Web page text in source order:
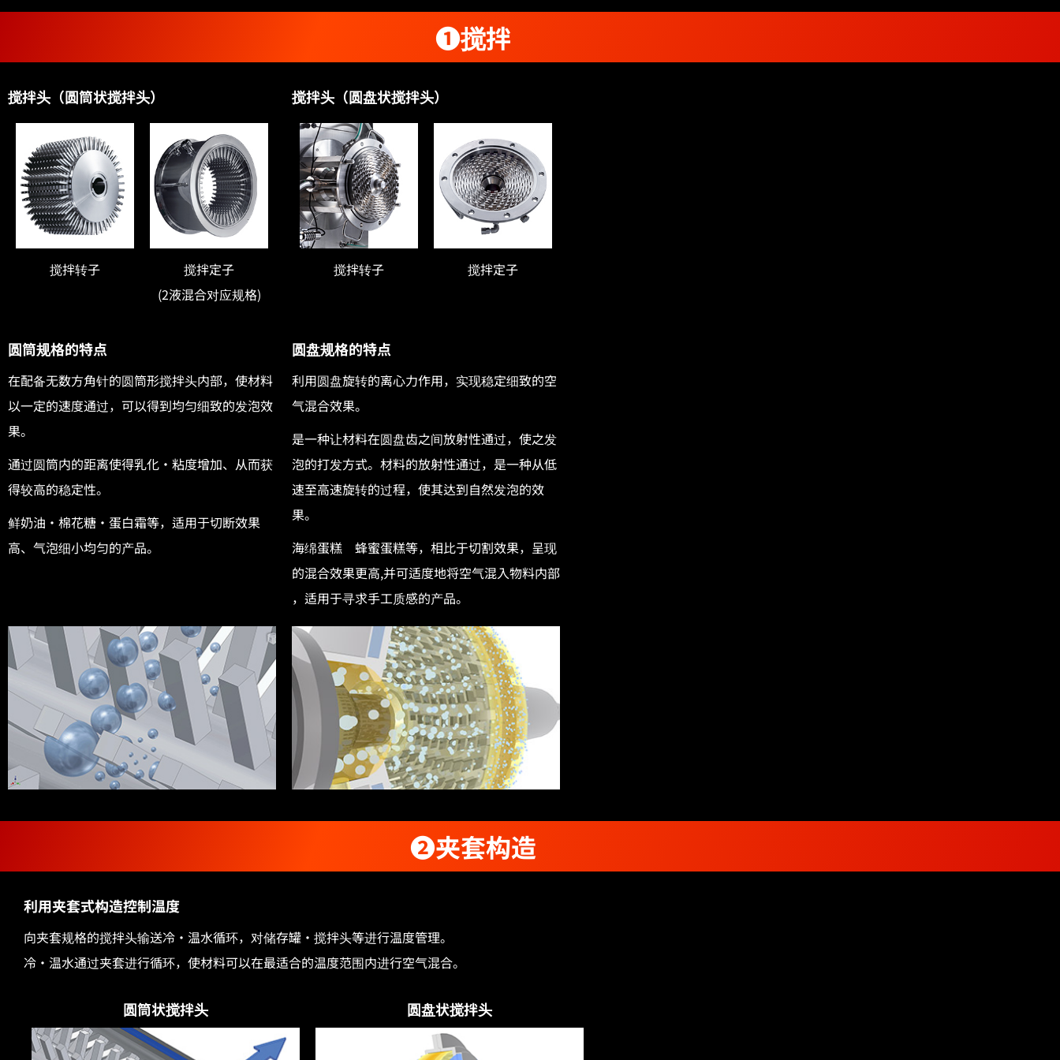
❶搅拌
搅拌头（圆筒状搅拌头）
搅拌转子
搅拌定子
(2液混合对应规格)
搅拌头（圆盘状搅拌头）
搅拌转子 搅拌定子
圆筒规格的特点
在配备无数方角针的圆筒形搅拌头内部，使材料
以一定的速度通过，可以得到均匀细致的发泡效
果。
通过圆筒内的距离使得乳化・粘度增加、从而获
得较高的稳定性。
鲜奶油・棉花糖・蛋白霜等，适用于切断效果
高、气泡细小均匀的产品。
圆盘规格的特点
利用圆盘旋转的离心力作用，实现稳定细致的空
气混合效果。
是一种让材料在圆盘齿之间放射性通过，使之发
泡的打发方式。材料的放射性通过，是一种从低
速至高速旋转的过程，使其达到自然发泡的效
果。
海绵蛋糕 蜂蜜蛋糕等，相比于切割效果，呈现
的混合效果更高,并可适度地将空气混入物料内部
，适用于寻求手工质感的产品。
❷夹套构造
利用夹套式构造控制温度
向夹套规格的搅拌头输送冷・温水循环，对储存罐・搅拌头等进行温度管理。
冷・温水通过夹套进行循环，使材料可以在最适合的温度范围内进行空气混合。
圆筒状搅拌头 圆盘状搅拌头